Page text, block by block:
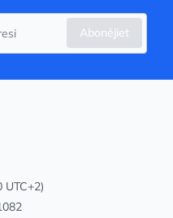
Abonējiet